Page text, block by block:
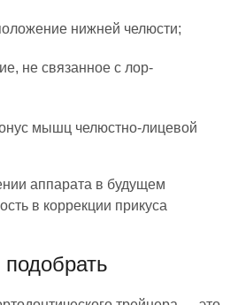
нижней челюсти;
не связанное с лор-
мышц челюстно-лицевой
аппарата в будущем
в коррекции прикуса